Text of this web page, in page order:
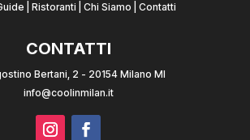
Ristoranti Chi Siamo Contatti
CONTATTI
Bertani, 2 - 20154 Milano MI
info@coolinmilan.it